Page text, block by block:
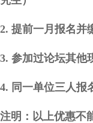
2. 提前一月报名并
3. 参加过论坛其他
4. 同一单位三人报
注明：以上优惠不